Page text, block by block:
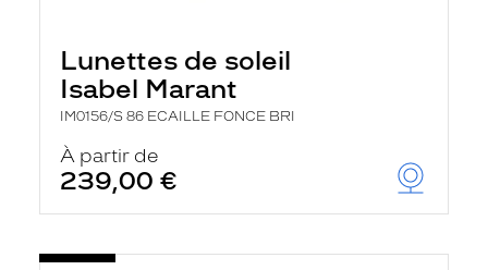
Lunettes de soleil
Isabel Marant
IM0156/S 86 ECAILLE FONCE BRI
À partir de
239,00 €